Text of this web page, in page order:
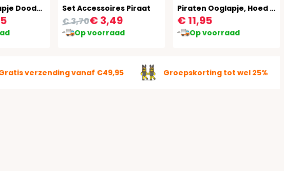
Piraten Ooglapje Doodskop Set Accessoires Piraat
€ 3,49
€ 3,70
Op voorraad
Piraten Ooglapje, Hoed en Haak
€ 11,95
Op voorraad
verzending vanaf €49,95 Groepskorting tot wel 25%